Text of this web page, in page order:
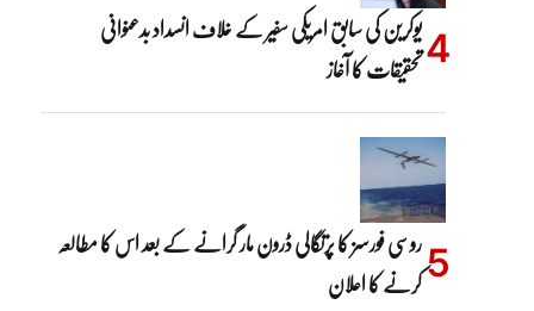
یوکرین کی سابق امریکی سفیر کے خلاف انسداد بدعنوانی
تحقیقات کا آغاز
روسی فورسز کا پرتگالی ڈرون مار گرانے کے بعد اس کا مطالعہ
کرنے کا اعلان